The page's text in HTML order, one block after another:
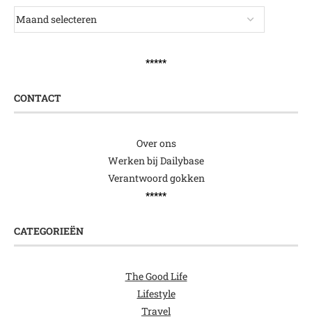
*****
CONTACT
Over ons
Werken bij Dailybase
Verantwoord gokken
*****
CATEGORIEËN
The Good Life
Lifestyle
Travel